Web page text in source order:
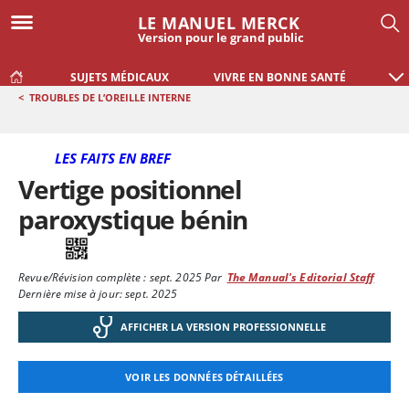
LE MANUEL MERCK
Version pour le grand public
SUJETS MÉDICAUX VIVRE EN BONNE SANTÉ
< TROUBLES DE L’OREILLE INTERNE
LES FAITS EN BREF
Vertige positionnel
paroxystique bénin
Revue/Révision complète : sept. 2025Par The Manual's Editorial Staff
Dernière mise à jour: sept. 2025
AFFICHER LA VERSION PROFESSIONNELLE
VOIR LES DONNÉES DÉTAILLÉES